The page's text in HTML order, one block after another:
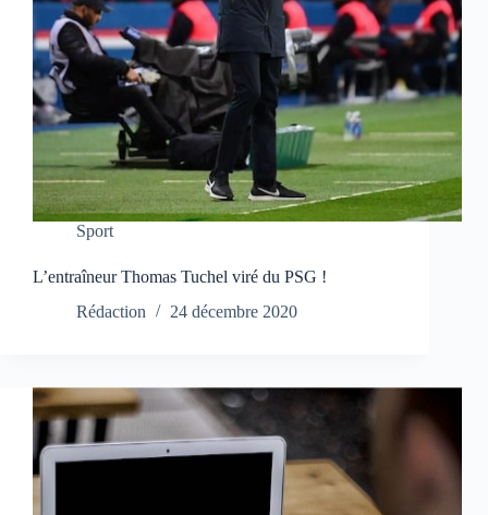
Sport
L’entraîneur Thomas Tuchel viré du PSG !
Rédaction
24 décembre 2020